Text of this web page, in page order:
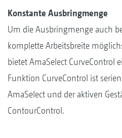
Konstante Ausbringmenge
Um die Ausbringmenge auch
komplette Arbeitsbreite
bietet AmaSelect CurveControl
Funktion CurveControl ist
AmaSelect und der aktiven
ContourControl.